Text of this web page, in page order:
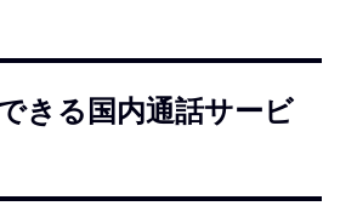
きる国内通話サービ